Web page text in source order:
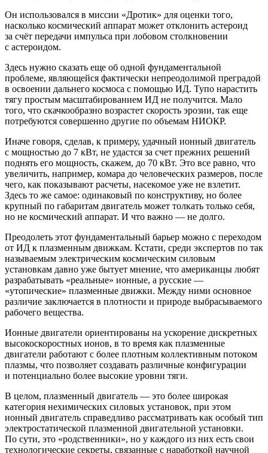
Он использовался в миссии «Дротик» для оценки того,
насколько космический аппарат может отклонить астероид
за счёт передачи импульса при лобовом столкновении
с астероидом.
Здесь нужно сказать еще об одной фундаментальной
проблеме, являющейся фактически непреодолимой преградой
в освоении дальнего космоса с помощью ИД. Тупо нарастить
тягу простым масштабированием ИД не получится. Мало
того, что скачкообразно возрастет скорость эрозии, так еще
потребуются совершенно другие по объемам НИОКР.
Иначе говоря, сделав, к примеру, удачный ионный двигатель
с мощностью до 7 кВт, не удастся за счет прежних решений
поднять его мощность, скажем, до 70 кВт. Это все равно, что
увеличить, например, комара до человеческих размеров, после
чего, как показывают расчеты, насекомое уже не взлетит.
Здесь то же самое: одинаковый по конструктиву, но более
крупный по габаритам двигатель может толкать только себя,
но не космический аппарат. И что важно — не долго.
Преодолеть этот фундаментальный барьер можно с переходом
от ИД к плазменным движкам. Кстати, среди экспертов по так
называемым электрическим космическим силовым
установкам давно уже бытует мнение, что американцы любят
разрабатывать «реальные» ионные, а русские —
«утопические» плазменные движки. Между ними основное
различие заключается в плотности и природе выбрасываемого
рабочего вещества.
Ионные двигатели ориентированы на ускорение дискретных
высокоскоростных ионов, в то время как плазменные
двигатели работают с более плотным коллективным потоком
плазмы, что позволяет создавать различные конфигурации
и потенциально более высокие уровни тяги.
В целом, плазменный двигатель — это более широкая
категория нехимических силовых установок, при этом
ионный двигатель справедливо рассматривать как особый тип
электростатической плазменной двигательной установки.
По сути, это «родственники», но у каждого из них есть свои
технологические секреты, связанные с наработкой научной